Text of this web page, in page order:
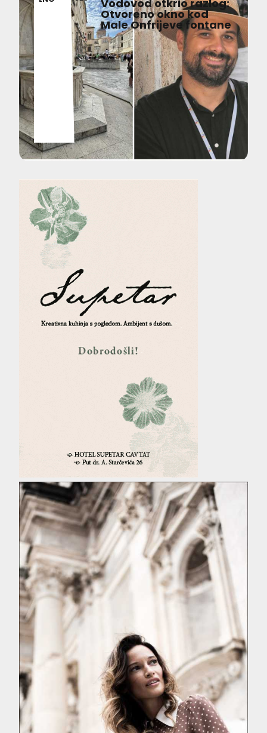
Vodovod otkrio razlog:
Otvoreno okno kod
Male Onfrijeve fontane